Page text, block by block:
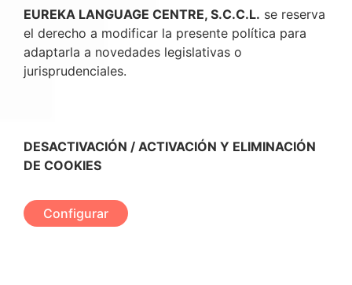
EUREKA LANGUAGE CENTRE, S.C.C.L. se reserva
el derecho a modificar la presente política para
adaptarla a novedades legislativas o
jurisprudenciales.
DESACTIVACIÓN / ACTIVACIÓN Y ELIMINACIÓN
DE COOKIES
Configurar